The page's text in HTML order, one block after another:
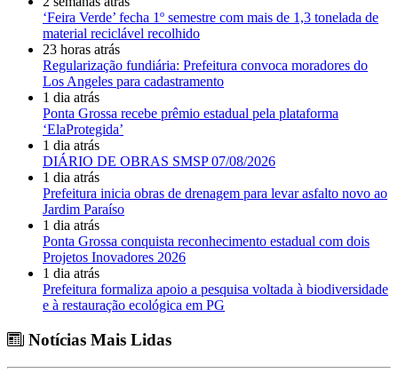
‘Feira Verde’ fecha 1º semestre com mais de 1,3 tonelada de
material reciclável recolhido
23 horas atrás
Regularização fundiária: Prefeitura convoca moradores do
Los Angeles para cadastramento
1 dia atrás
Ponta Grossa recebe prêmio estadual pela plataforma
‘ElaProtegida’
1 dia atrás
DIÁRIO DE OBRAS SMSP 07/08/2026
1 dia atrás
Prefeitura inicia obras de drenagem para levar asfalto novo ao
Jardim Paraíso
1 dia atrás
Ponta Grossa conquista reconhecimento estadual com dois
Projetos Inovadores 2026
1 dia atrás
Prefeitura formaliza apoio a pesquisa voltada à biodiversidade
e à restauração ecológica em PG
Notícias Mais Lidas